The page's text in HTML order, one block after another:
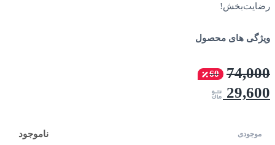
رضایت‌بخش!
ویژگی های محصول
74,000
60
29,600
ناموجود